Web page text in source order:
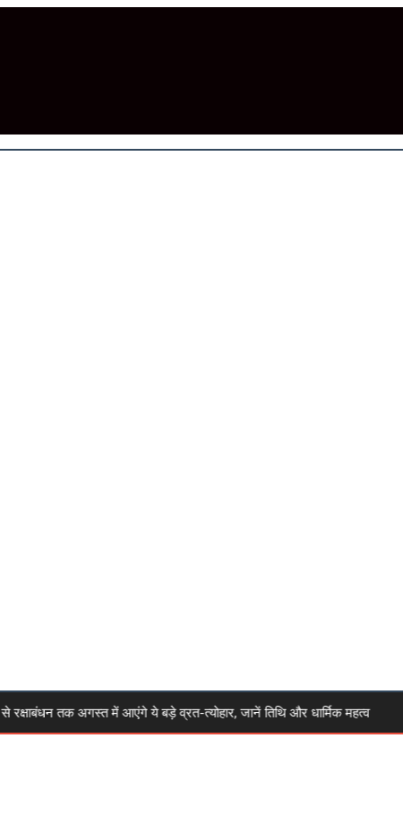
तक अगस्त में आएंगे ये बड़े व्रत-त्योहार, जानें तिथि और धार्मिक महत्व